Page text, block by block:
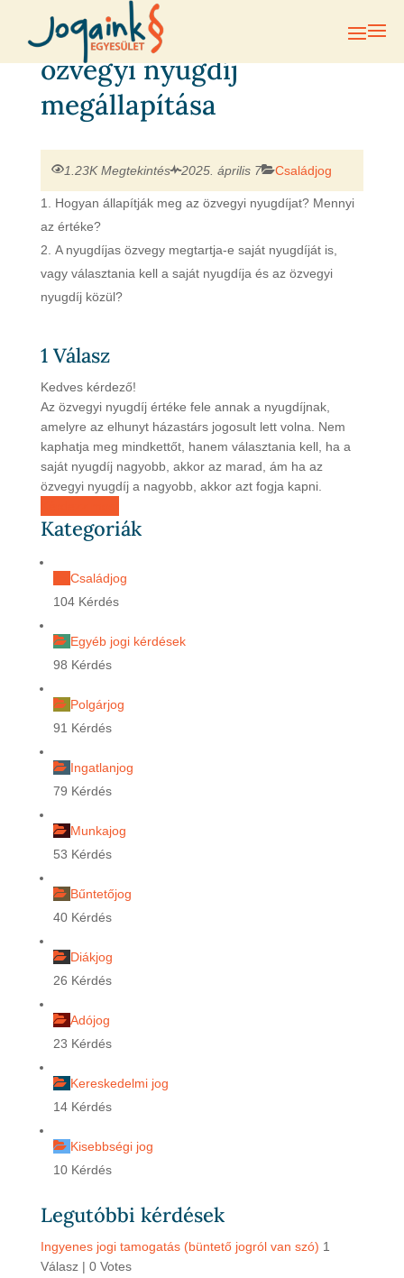
özvegyi nyugdíj
megállapítása
1.23K Megtekintés 2025. április 7 Családjog
Hogyan állapítják meg az özvegyi nyugdíjat? Mennyi
az értéke?
A nyugdíjas özvegy megtartja-e saját nyugdíját is,
vagy választania kell a saját nyugdíja és az özvegyi
nyugdíj közül?
1Válasz
Kedves kérdező!
Az özvegyi nyugdíj értéke fele annak a nyugdíjnak,
amelyre az elhunyt házastárs jogosult lett volna. Nem
kaphatja meg mindkettőt, hanem választania kell, ha a
saját nyugdíj nagyobb, akkor az marad, ám ha az
özvegyi nyugdíj a nagyobb, akkor azt fogja kapni.
Kategoriák
Családjog
104 Kérdés
Egyéb jogi kérdések
98 Kérdés
Polgárjog
91 Kérdés
Ingatlanjog
79 Kérdés
Munkajog
53 Kérdés
Bűntetőjog
40 Kérdés
Diákjog
26 Kérdés
Adójog
23 Kérdés
Kereskedelmi jog
14 Kérdés
Kisebbségi jog
10 Kérdés
Legutóbbi kérdések
Ingyenes jogi tamogatás (büntető jogról van szó) 1
Válasz | 0 Votes